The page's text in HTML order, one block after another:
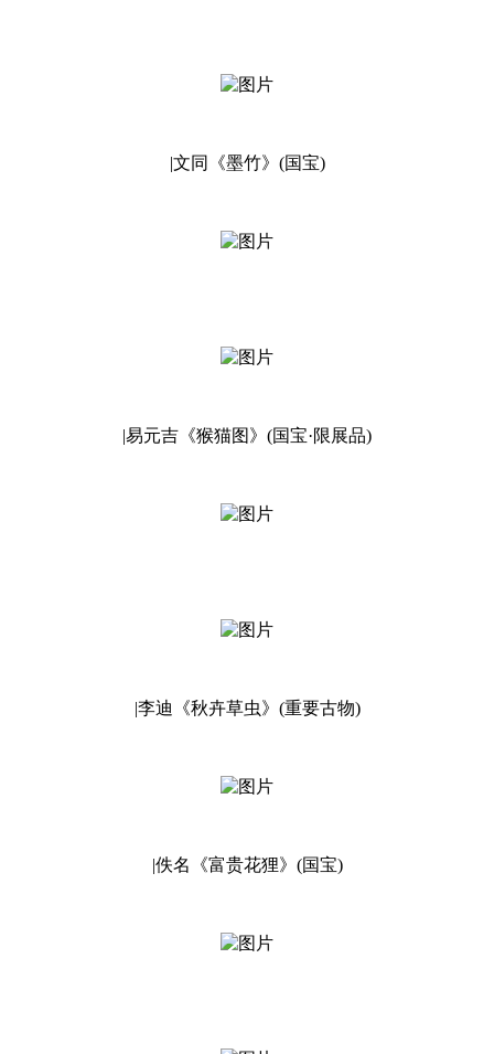
|文同《墨竹》(国宝)
|易元吉《猴猫图》(国宝·限展品)
|李迪《秋卉草虫》(重要古物)
|佚名《富贵花狸》(国宝)